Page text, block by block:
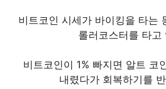
비트코인 시세가 바이킹을 타는
롤러코스터를 타고
비트코인이 1% 빠지면 알트 코
내렸다가 회복하기를